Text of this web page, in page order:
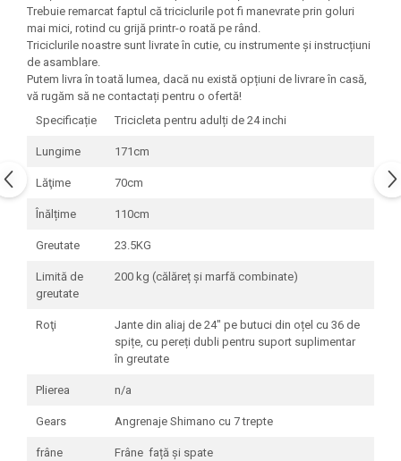
Trebuie remarcat faptul că triciclurile pot fi manevrate prin goluri
mai mici, rotind cu grijă printr-o roată pe rând.
Triciclurile noastre sunt livrate în cutie, cu instrumente și instrucțiuni
de asamblare.
Putem livra în toată lumea, dacă nu există opțiuni de livrare în casă,
vă rugăm să ne contactați pentru o ofertă!
Specificație
Tricicleta pentru adulți de 24 inchi
Lungime 171cm
Lăţime 70cm
Înălțime 110cm
Greutate 23.5KG
Limită de
greutate
200 kg (călăreț și marfă combinate)
Roţi
Jante din aliaj de 24" pe butuci din oțel cu 36 de
spițe, cu pereți dubli pentru suport suplimentar
în greutate
Plierea n/a
Gears Angrenaje Shimano cu 7 trepte
frâne Frâne față și spate